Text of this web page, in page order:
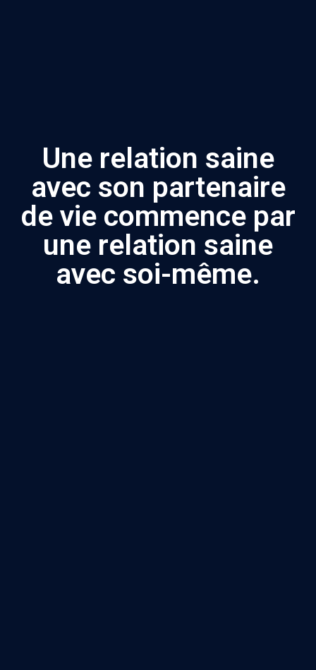
Une relation saine
avec son partenaire
de vie commence par
une relation saine
avec soi-même.